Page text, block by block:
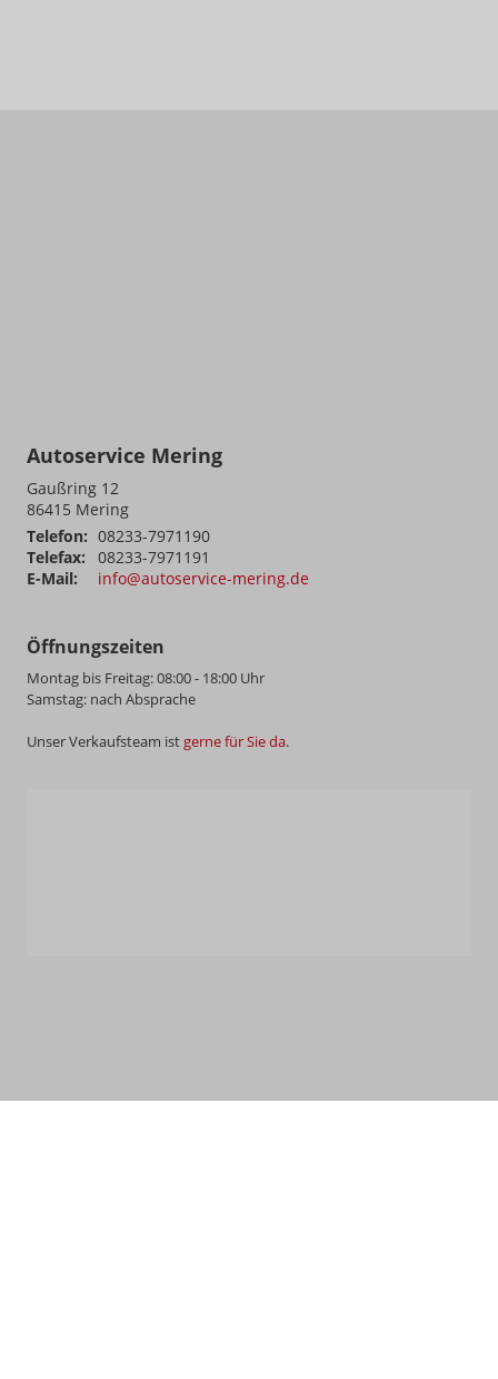
Autoservice Mering
Gaußring 12
86415 Mering
Telefon: 08233-7971190
Telefax:
08233-7971191
E-Mail:
info@autoservice-mering.de
Öffnungszeiten
Montag bis Freitag: 08:00 - 18:00 Uhr
Samstag: nach Absprache
Unser Verkaufsteam ist gerne für Sie da.